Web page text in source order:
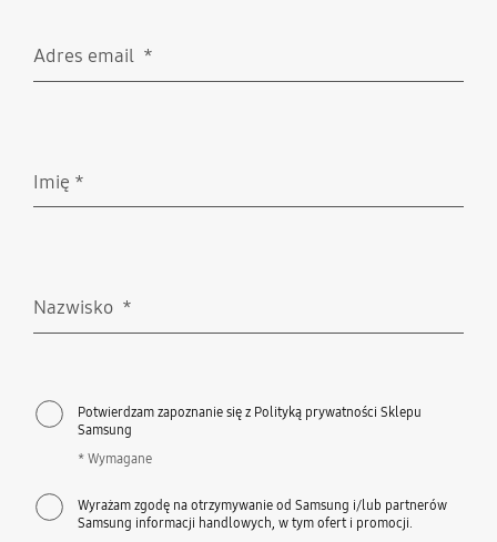
Adres email *
Imię *
Nazwisko *
Potwierdzam zapoznanie się z Polityką prywatności Sklepu
Samsung
* Wymagane
Wyrażam zgodę na otrzymywanie od Samsung i/lub partnerów
Samsung informacji handlowych, w tym ofert i promocji.